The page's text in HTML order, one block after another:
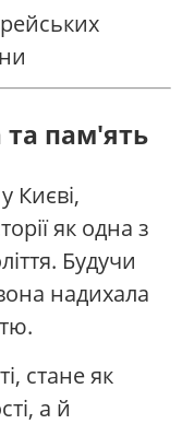
пам'ять
Києві,
як одна з
Будучи
надихала
стане як
а й